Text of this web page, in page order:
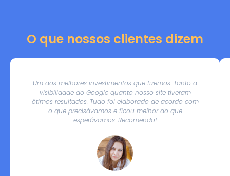
O que nossos clientes dizem
Um dos melhores investimentos que fizemos. Tanto a
visibilidade do Google quanto nosso site tiveram
ótimos resultados. Tudo foi elaborado de acordo com
o que precisávamos e ficou melhor do que
esperávamos. Recomendo!